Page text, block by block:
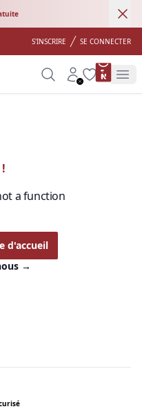
S'INSCRIRE SE CONNECTER
SearchAccount
Wishlist
a function
d'accueil
→